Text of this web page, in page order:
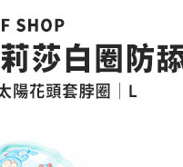
2.透過簡訊連結打開帳單後，可選
帳／街口支付／iPASS MONEY」
1.本服務係由「台灣大哥大股份有
2.基於同意付款使用「大哥付你分
資料（包含姓名、電話或地址）提
１．於結帳方式選擇「AFTEE先享
付」結帳頁面，進行簡訊認證並確
２．訂單成立數日內，您將收到繳
３．收到繳費通知簡訊後14天內，
／ATM／網路銀行／等多元方式進
※ 請注意：結帳手續完成當下不需
※ 交易是否成功請以「AFTEE先享
是否繳費成功／繳費後需取消欲退
每筆NT$45
付款 後全家取貨
每筆NT$45